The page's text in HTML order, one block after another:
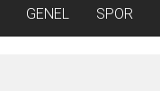
GENEL SPOR